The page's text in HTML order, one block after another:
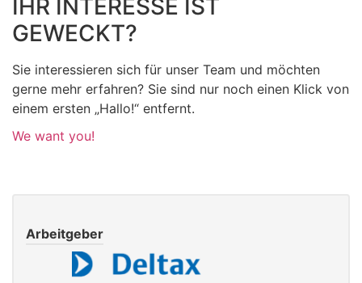
IHR INTERESSE IST
GEWECKT?
Sie interessieren sich für unser Team und möchten
gerne mehr erfahren? Sie sind nur noch einen Klick von
einem ersten „Hallo!“ entfernt.
We want you!
Arbeitgeber